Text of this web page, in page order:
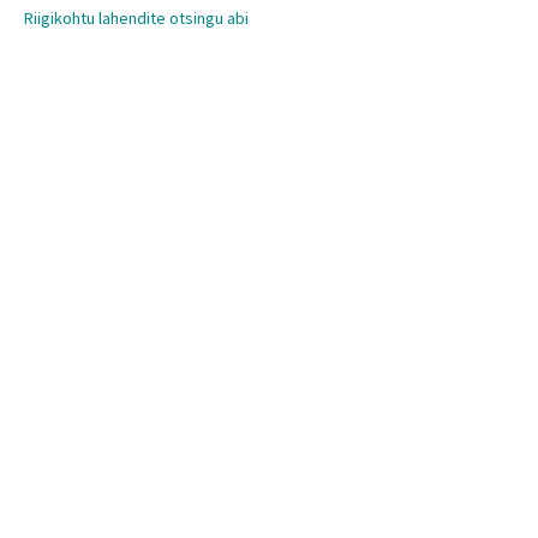
Riigikohtu lahendite otsingu abi